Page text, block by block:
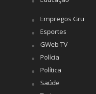
Empregos Gru
Esportes
GWeb TV
Polícia
Política
Saúde